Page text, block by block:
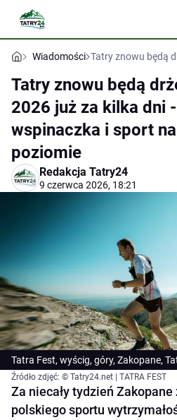
Wiadomości Tatry znowu będą
Tatry znowu będą
2026 już za kilka dni
wspinaczka i sport
poziomie
Redakcja Tatry24
9 czerwca 2026, 18:21
Tatra Fest, wyścig, góry, Zakopane,
Źródło zdjęć: © Tatry24.net | TATRA FEST
Za niecały tydzień
polskiego sportu